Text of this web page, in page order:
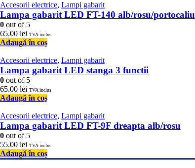
Accesorii electrice, Lampi gabarit
Lampa gabarit LED FT-140 alb/rosu/portocaliu
0 out of 5
65.00 lei TVA inclus
Adaugă în coș
Accesorii electrice, Lampi gabarit
Lampa gabarit LED stanga 3 functii
0 out of 5
65.00 lei TVA inclus
Adaugă în coș
Accesorii electrice, Lampi gabarit
Lampa gabarit LED FT-9F dreapta alb/rosu
0 out of 5
55.00 lei TVA inclus
Adaugă în coș